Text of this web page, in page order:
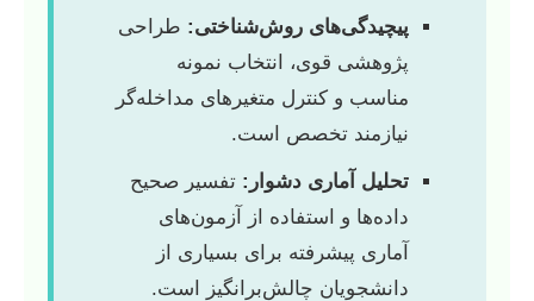
پیچیدگی‌های روش‌شناختی: طراحی
پژوهشی قوی، انتخاب نمونه
مناسب و کنترل متغیرهای مداخله‌گر
نیازمند تخصص است.
تحلیل آماری دشوار: تفسیر صحیح
داده‌ها و استفاده از آزمون‌های
آماری پیشرفته برای بسیاری از
دانشجویان چالش‌برانگیز است.